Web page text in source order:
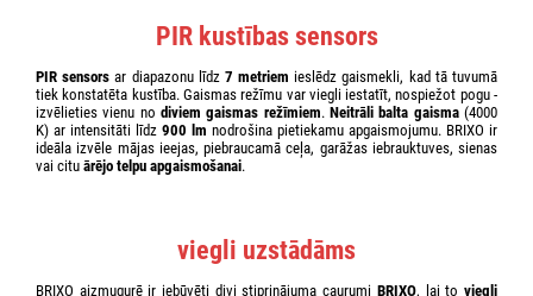
PIR kustības sensors
PIR sensors ar diapazonu līdz 7 metriem ieslēdz gaismekli, kad tā tuvumā
tiek konstatēta kustība. Gaismas režīmu var viegli iestatīt, nospiežot pogu -
izvēlieties vienu no diviem gaismas režīmiem.Neitrāli balta gaisma(4000
K) ar intensitāti līdz 900 lm nodrošina pietiekamu apgaismojumu. BRIXO ir
ideāla izvēle mājas ieejas, piebraucamā ceļa, garāžas iebrauktuves, sienas
vai citu ārējo telpu apgaismošanai.
viegli uzstādāms
BRIXO aizmugurē ir iebūvēti divi stiprinājuma caurumi BRIXO, lai toviegli